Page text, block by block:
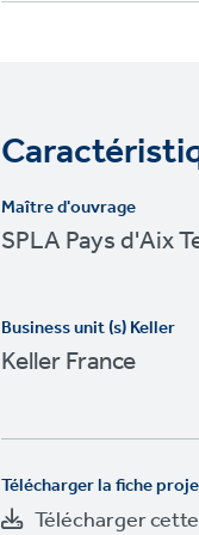
Maître d'ouvrage
SPLA Pays d'Aix
Business unit (s) Keller
Keller France
Télécharger la fiche
Télécharger